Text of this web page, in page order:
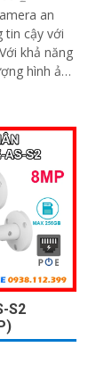
an
tin cậy với
hình ảnh
S2